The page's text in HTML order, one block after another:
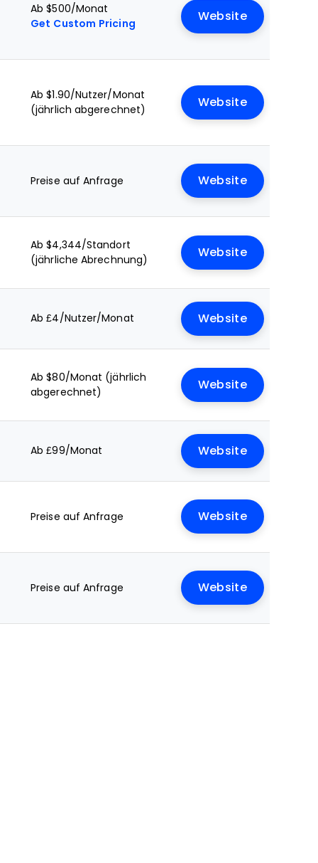
Ab $500/Monat
Get Custom Pricing
Website
Ab $1.90/Nutzer/Monat
(jährlich abgerechnet)
Website
Preise auf Anfrage Website
Ab $4,344/Standort
(jährliche Abrechnung)
Website
Ab £4/Nutzer/Monat Website
Ab $80/Monat (jährlich
abgerechnet)
Website
Ab £99/Monat Website
Preise auf Anfrage Website
Preise auf Anfrage Website